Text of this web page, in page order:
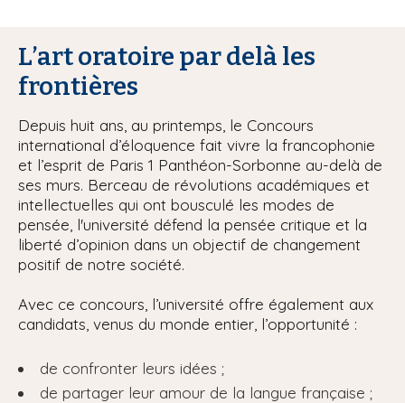
L’art oratoire par delà les
frontières
Depuis huit ans, au printemps, le Concours
international d’éloquence fait vivre la francophonie
et l’esprit de Paris 1 Panthéon-Sorbonne au-delà de
ses murs. Berceau de révolutions académiques et
intellectuelles qui ont bousculé les modes de
pensée, l'université défend la pensée critique et la
liberté d’opinion dans un objectif de changement
positif de notre société.
Avec ce concours, l’université offre également aux
candidats, venus du monde entier, l’opportunité :
de confronter leurs idées ;
de partager leur amour de la langue française ;